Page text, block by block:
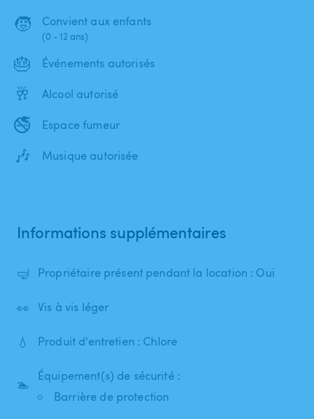
🧒 Convient aux enfants
(0 - 12 ans)
🎂 Événements autorisés
🥂 Alcool autorisé
🚭 Espace fumeur
🎶 Musique autorisée
Informations supplémentaires
🤿 Propriétaire présent pendant la location : Oui
👀 Vis à vis léger
💧 Produit d'entretien : Chlore
🏊
Équipement(s) de sécurité :
Barrière de protection